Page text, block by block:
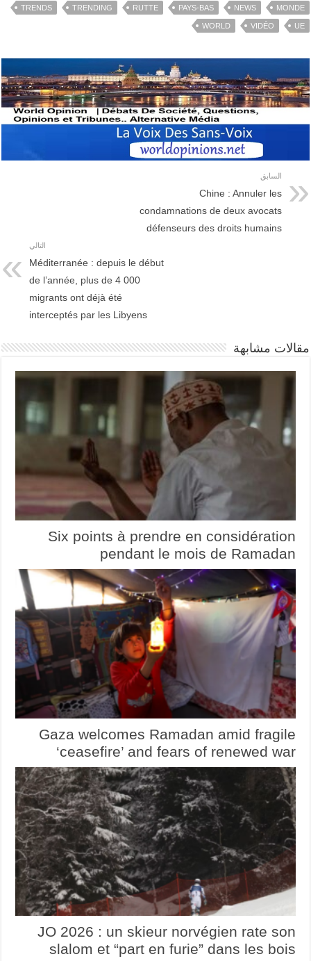
MONDE
NEWS
PAYS-BAS
RUTTE
TRENDING
TRENDS
UE
VIDÉO
WORLD
السابق
Chine : Annuler les
condamnations de deux avocats
défenseurs des droits humains
التالي
Méditerranée : depuis le début
de l’année, plus de 4 000
migrants ont déjà été
interceptés par les Libyens
مقالات مشابهة
Six points à prendre en considération
pendant le mois de Ramadan
Gaza welcomes Ramadan amid fragile
‘ceasefire’ and fears of renewed war
JO 2026 : un skieur norvégien rate son
slalom et “part en furie” dans les bois